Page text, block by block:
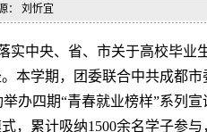
： 刘忻宜
中央、省、市关于高校毕业
本学期，团委联合中共成都市
办四期“青春就业榜样”系列
，累计吸纳1500余名学子参